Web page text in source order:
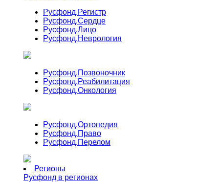
Русфонд.Регистр
Русфонд.Сердце
Русфонд.Лицо
Русфонд.Неврология
Русфонд.Позвоночник
Русфонд.Реабилитация
Русфонд.Онкология
Русфонд.Ортопедия
Русфонд.Право
Русфонд.Перелом
Регионы
Русфонд в регионах